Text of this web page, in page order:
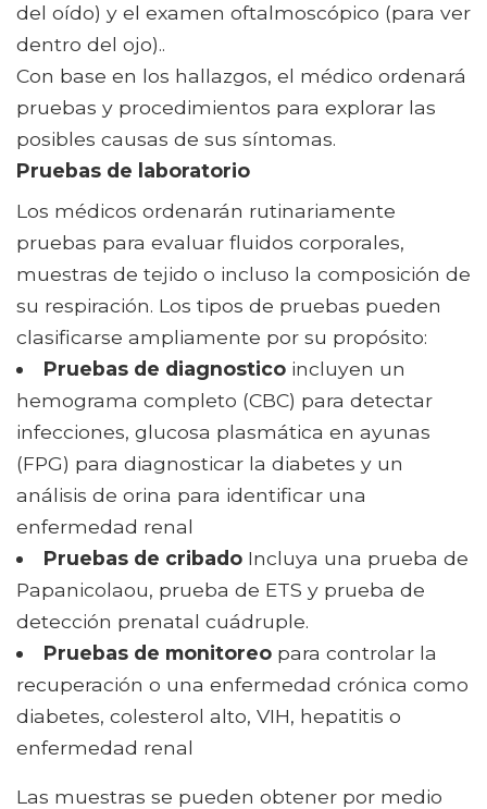
del oído) y el examen oftalmoscópico (para ver
dentro del ojo)..
Con base en los hallazgos, el médico ordenará
pruebas y procedimientos para explorar las
posibles causas de sus síntomas.
Pruebas de laboratorio
Los médicos ordenarán rutinariamente
pruebas para evaluar fluidos corporales,
muestras de tejido o incluso la composición de
su respiración. Los tipos de pruebas pueden
clasificarse ampliamente por su propósito:
Pruebas de diagnosticoincluyen un
hemograma completo (CBC) para detectar
infecciones, glucosa plasmática en ayunas
(FPG) para diagnosticar la diabetes y un
análisis de orina para identificar una
enfermedad renal
Pruebas de cribado Incluya una prueba de
Papanicolaou, prueba de ETS y prueba de
detección prenatal cuádruple.
Pruebas de monitoreo para controlar la
recuperación o una enfermedad crónica como
diabetes, colesterol alto, VIH, hepatitis o
enfermedad renal
Las muestras se pueden obtener por medio